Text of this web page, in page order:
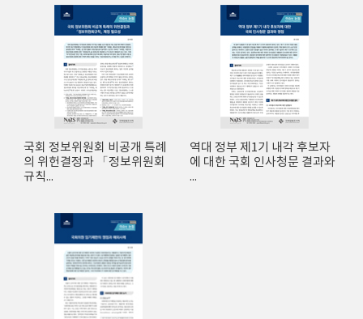
국회 정보위원회 비공개 특례
의 위헌결정과 「정보위원회
규칙...
역대 정부 제1기 내각 후보자
에 대한 국회 인사청문 결과와
...